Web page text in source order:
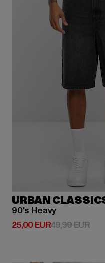
URBAN
90's Heavy
25,00 EUR
Derzeitiger Preis: 25,00
49,99 EUR